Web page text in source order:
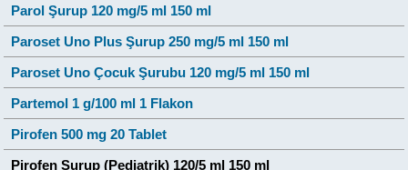
Parol Şurup 120 mg/5 ml 150 ml
Paroset Uno Plus Şurup 250 mg/5 ml 150 ml
Paroset Uno Çocuk Şurubu 120 mg/5 ml 150 ml
Partemol 1 g/100 ml 1 Flakon
Pirofen 500 mg 20 Tablet
Pirofen Şurup (Pediatrik) 120/5 ml 150 ml